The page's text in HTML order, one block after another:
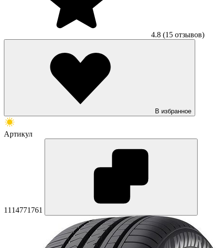
4.8 (15 отзывов)
В избранное
Артикул
1114771761